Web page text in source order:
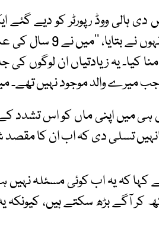
دی ہالی ووڈ رپورٹر کو دیے
بارے میں کھل کر بات
کیا۔ یہ زیادتیاں ان لوگوں
میرے والد موجود نہیں تھے۔ میں
ہی میں اپنی ماں کو اس تشدد
تسلی دی کہ اب ان کا مقصد
کہا کہ یہ اب کوئی مسئلہ نہیں
آگے بڑھ سکتے ہیں، کیونکہ